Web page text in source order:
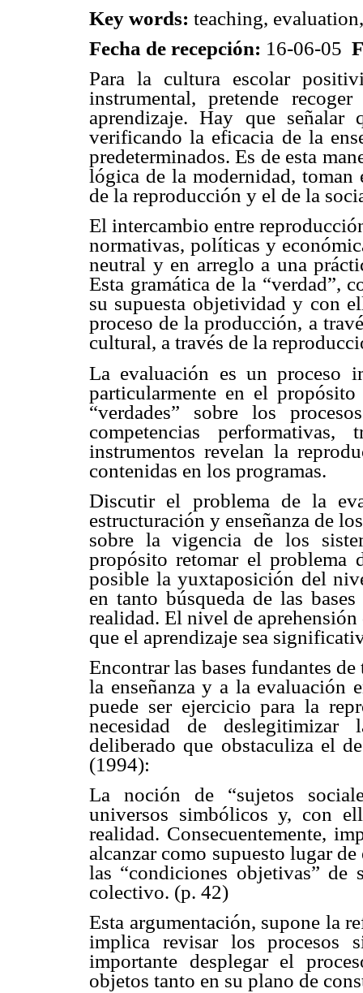
Key words: teaching,
Fecha de recepción: 16-06-05
Para la cultura escolar
instrumental, pretende
aprendizaje. Hay que señalar
verificando la eficacia de la
predeterminados. Es de esta
lógica de la modernidad, toman
de la reproducción y el de la
El intercambio entre
normativas, políticas y
neutral y en arreglo a una
Esta gramática de la “verdad”,
su supuesta objetividad y con
proceso de la producción, a
cultural, a través de la
La evaluación es un proceso
particularmente en el
“verdades” sobre los
competencias
instrumentos revelan la
contenidas en los programas.
Discutir el problema de la
estructuración y enseñanza de
sobre la vigencia de los
propósito retomar el problema
posible la yuxtaposición del
en tanto búsqueda de las
realidad. El nivel de
que el aprendizaje sea
Encontrar las bases fundantes
la enseñanza y a la evaluación
puede ser ejercicio para la
necesidad de
deliberado que obstaculiza el
(1994):
La noción de “sujetos
universos simbólicos y, con
realidad. Consecuentemente,
alcanzar como supuesto lugar
las “condiciones objetivas” de
colectivo. (p. 42)
Esta argumentación, supone la
implica revisar los procesos
importante desplegar el
objetos tanto en su plano de